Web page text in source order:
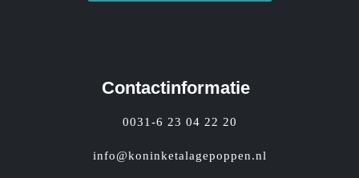
Contactinformatie
0031-6 23 04 22 20
info@koninketalagepoppen.nl